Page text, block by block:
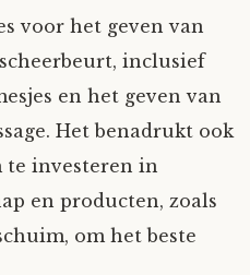
voor het geven van
inclusief
en het geven van
Het benadrukt ook
te investeren in
en producten, zoals
om het beste